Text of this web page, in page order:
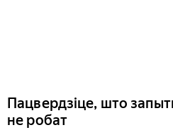
Пацвердзіце, што
не робат